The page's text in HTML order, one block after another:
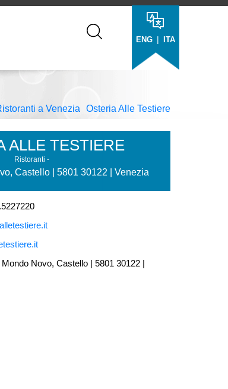
ENG | ITA
a Venezia Osteria Alle Testiere
ALLE TESTIERE
Ristoranti -
Castello | 5801 30122 | Venezia
Novo, Castello | 5801 30122 |